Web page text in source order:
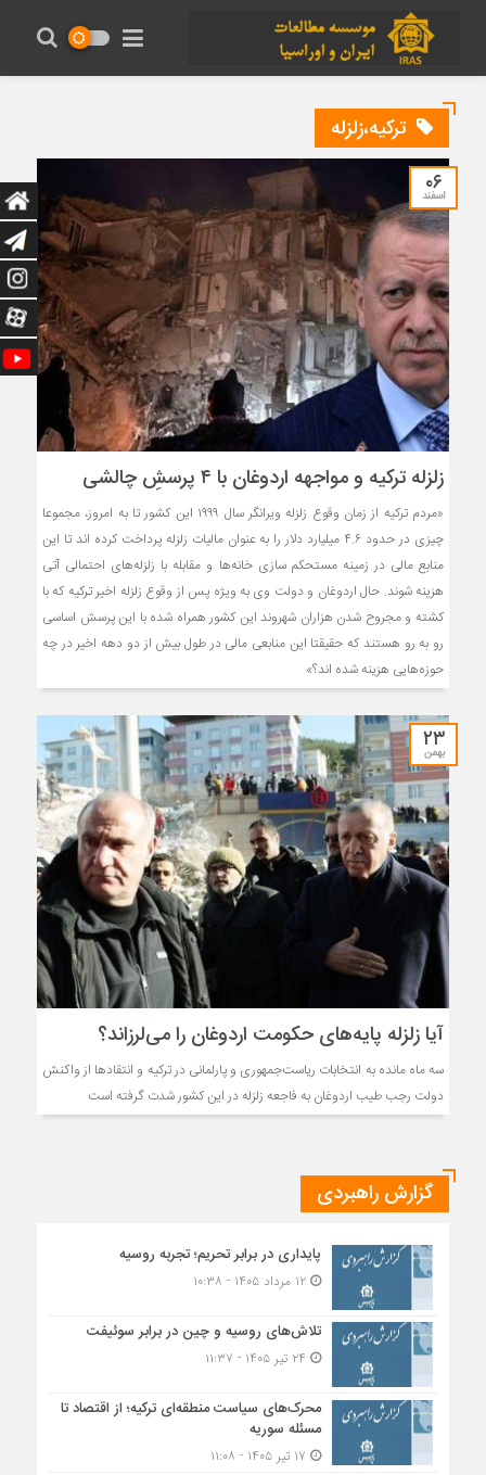
ترکیه،زلزله
۰۶
اسفند
زلزله ترکیه و مواجهه اردوغان با ۴ پرسشِ چالشی
«مردم ترکیه از زمان وقوع زلزله ویرانگر سال ۱۹۹۹ این کشور تا به امروز، مجموعا
چیزی در حدود ۴.۶ میلیارد دلار را به عنوان مالیات زلزله پرداخت کرده اند تا این
منابع مالی در زمینه مستحکم سازی خانه‌ها و مقابله با زلزله‌های احتمالی آتی
هزینه شوند. حال اردوغان و دولت وی به ویژه پس از وقوع زلزله اخیر ترکیه که با
کشته و مجروح شدن هزاران شهروند این کشور همراه شده با این پرسش اساسی
رو به رو هستند که حقیقتا این منابعی مالی در طول بیش از دو دهه اخیر در چه
حوزه‌هایی هزینه شده اند؟»
۲۳
بهمن
آیا زلزله پایه‌های حکومت اردوغان را می‌لرزاند؟
سه ماه مانده به انتخابات رياست‌جمهوری و پارلمانی در تركيه و انتقادها از واكنش
دولت رجب طيب اردوغان به فاجعه زلزله در این کشور شدت گرفته است
گزارش راهبردی
پایداری در برابر تحریم؛ تجربه روسیه
۱۲ مرداد ۱۴۰۵ - ۱۰:۳۸
تلاش‌های روسیه و چین در برابر سوئیفت
محرک‌های سیاست منطقه‌‎ای ترکیه؛ از اقتصاد تا
مسئله سوریه